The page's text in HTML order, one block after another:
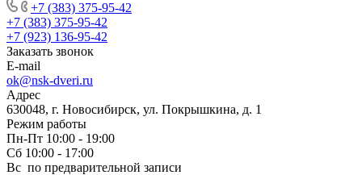
+7 (383) 375-95-42
+7 (383) 375-95-42
+7 (923) 136-95-42
Заказать звонок
E-mail
ok@nsk-dveri.ru
Адрес
630048, г. Новосибирск, ул. Покрышкина, д. 1
Режим работы
Пн-Пт 10:00 - 19:00
Сб 10:00 - 17:00
Вс по предварительной записи